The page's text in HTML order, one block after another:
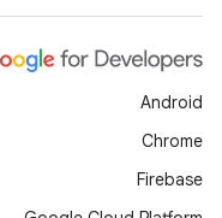
Android
Chrome
Firebase